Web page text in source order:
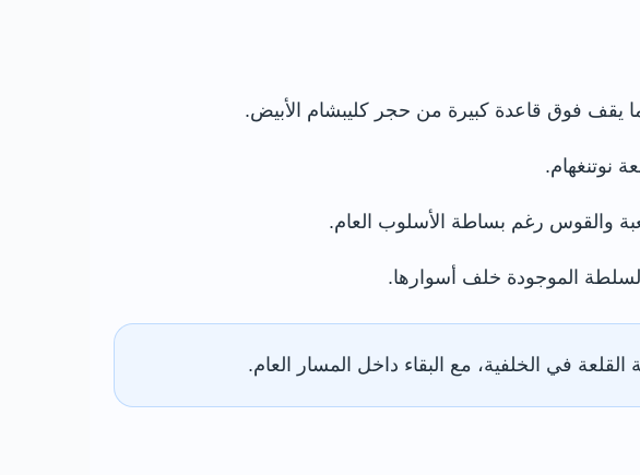
يقف فوق قاعدة كبيرة من حجر كليبشام الأبيض.
نوتنغهام.
والقوس رغم بساطة الأسلوب العام.
الموجودة خلف أسوارها.
في الخلفية، مع البقاء داخل المسار العام.